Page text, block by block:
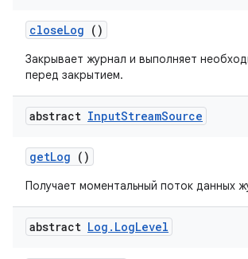
closeLog ()
Закрывает журнал и выполняет
перед закрытием.
abstract InputStreamSource
getLog ()
Получает моментальный поток данных
abstract Log . LogLevel